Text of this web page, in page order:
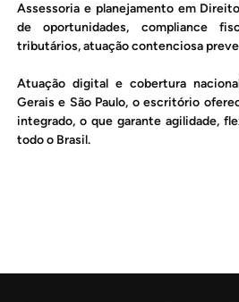
Assessoria e planejamento em
de oportunidades, compliance
tributários, atuação contenciosa
Atuação digital e cobertura
Gerais e São Paulo, o escritório
integrado, o que garante agilidade,
todo o Brasil.